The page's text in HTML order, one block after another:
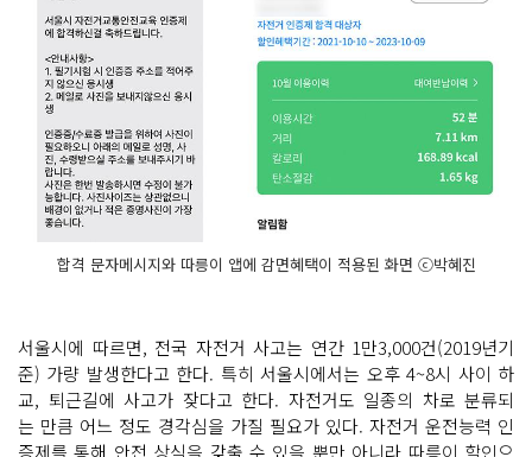
합격 문자메시지와 따릉이 앱에 감면혜택이 적용된 화면 ⓒ박혜진
서울시에 따르면, 전국 자전거 사고는 연간 1만3,000건(2019년기
준) 가량 발생한다고 한다. 특히 서울시에서는 오후 4~8시 사이 하
교, 퇴근길에 사고가 잦다고 한다. 자전거도 일종의 차로 분류되
는 만큼 어느 정도 경각심을 가질 필요가 있다. 자전거 운전능력 인
증제를 통해 안전 상식을 갖출 수 있을 뿐만 아니라 따릉이 할인으